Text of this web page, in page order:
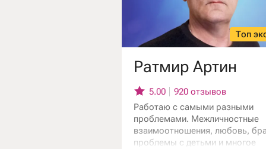
Топ
Ратмир Артин
5.00
920 отзывов
Работаю с самыми разными
проблемами. Межличностные
взаимоотношения, любовь,
проблемы с детьми и многое